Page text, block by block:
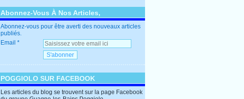
Abonnez-Vous À Nos Articles,
Abonnez-vous pour être averti des nouveaux articles
publiés.
Email
POGGIOLO SUR FACEBOOK
Les articles du blog se trouvent sur la page Facebook